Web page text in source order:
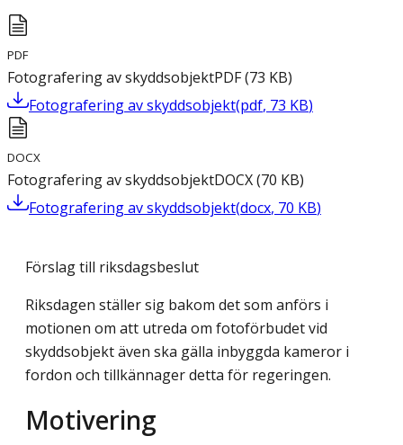
PDF
Fotografering av skyddsobjektPDF(73 KB)
Fotografering av skyddsobjekt(pdf, 73 KB)
DOCX
Fotografering av skyddsobjektDOCX(70 KB)
Fotografering av skyddsobjekt(docx, 70 KB)
Förslag till riksdagsbeslut
Riksdagen ställer sig bakom det som anförs i
motionen om att utreda om fotoförbudet vid
skyddsobjekt även ska gälla inbyggda kameror i
fordon och tillkännager detta för regeringen.
Motivering